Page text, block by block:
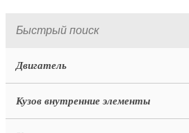
Двигатель
Кузов внутренние элементы